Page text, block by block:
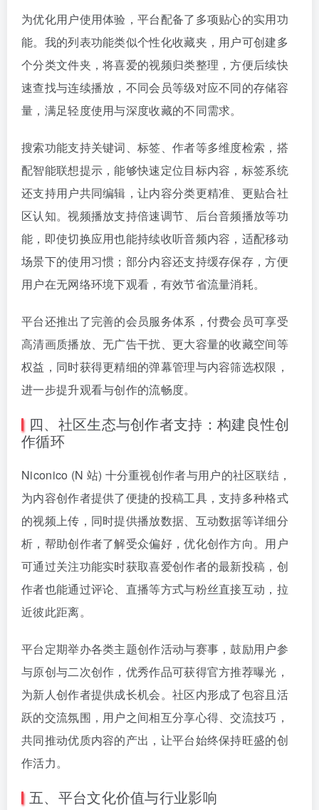
为优化用户使用体验，平台配备了多项贴心的实用功
能。我的列表功能类似个性化收藏夹，用户可创建多
个分类文件夹，将喜爱的视频归类整理，方便后续快
速查找与连续播放，不同会员等级对应不同的存储容
量，满足轻度使用与深度收藏的不同需求。
搜索功能支持关键词、标签、作者等多维度检索，搭
配智能联想提示，能够快速定位目标内容，标签系统
还支持用户共同编辑，让内容分类更精准、更贴合社
区认知。视频播放支持倍速调节、后台音频播放等功
能，即使切换应用也能持续收听音频内容，适配移动
场景下的使用习惯；部分内容还支持缓存保存，方便
用户在无网络环境下观看，有效节省流量消耗。
平台还推出了完善的会员服务体系，付费会员可享受
高清画质播放、无广告干扰、更大容量的收藏空间等
权益，同时获得更精细的弹幕管理与内容筛选权限，
进一步提升观看与创作的流畅度。
四、社区生态与创作者支持：构建良性创
作循环
Niconico (N 站) 十分重视创作者与用户的社区联结，
为内容创作者提供了便捷的投稿工具，支持多种格式
的视频上传，同时提供播放数据、互动数据等详细分
析，帮助创作者了解受众偏好，优化创作方向。用户
可通过关注功能实时获取喜爱创作者的最新投稿，创
作者也能通过评论、直播等方式与粉丝直接互动，拉
近彼此距离。
平台定期举办各类主题创作活动与赛事，鼓励用户参
与原创与二次创作，优秀作品可获得官方推荐曝光，
为新人创作者提供成长机会。社区内形成了包容且活
跃的交流氛围，用户之间相互分享心得、交流技巧，
共同推动优质内容的产出，让平台始终保持旺盛的创
作活力。
五、平台文化价值与行业影响